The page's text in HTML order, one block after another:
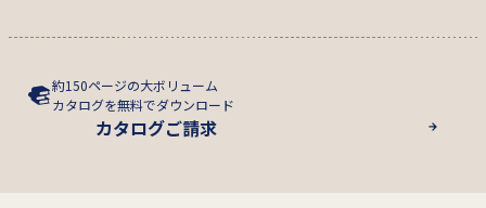
約150ページの大ボリューム
カタログを無料でダウンロード
カタログご請求